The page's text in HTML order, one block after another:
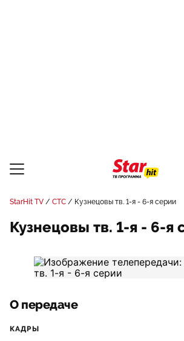
StarHit TV СТС Кузнецовы тв. 1-я - 6-я серии
Кузнецовы тв. 1-я - 6-я
О передаче
КАДРЫ